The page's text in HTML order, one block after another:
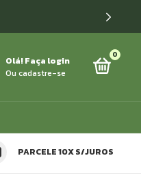
Olá!Faça login
Ou cadastre-se
0
PARCELE 10X S/JUROS